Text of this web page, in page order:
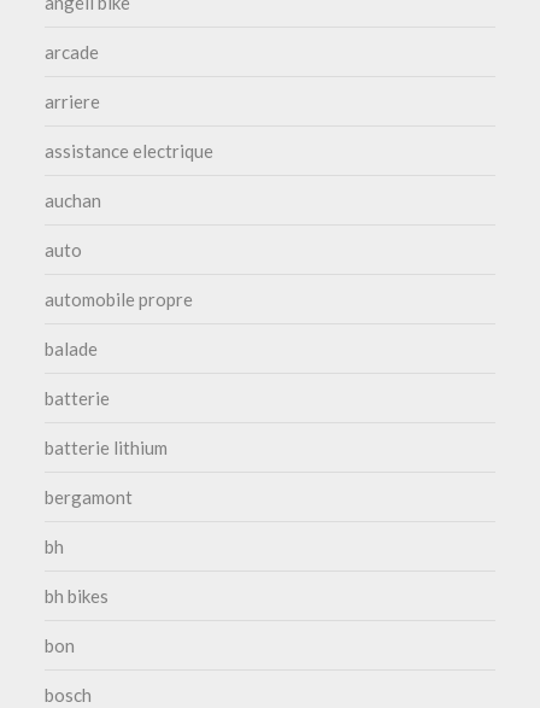
arcade
arriere
assistance electrique
auchan
auto
automobile propre
balade
batterie
batterie lithium
bergamont
bh
bh bikes
bon
bosch